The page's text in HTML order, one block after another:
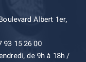
Albert 1er,
15 26 00
de 9h à 18h /